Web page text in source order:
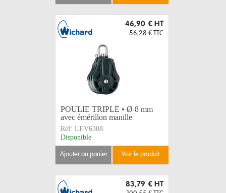
46,90 € HT
56,28 € TTC
POULIE TRIPLE • Ø 8 mm
avec émérillon manille
Réf: LEV6308
Disponible
ajouter au panier voir le produit
83,79 € HT